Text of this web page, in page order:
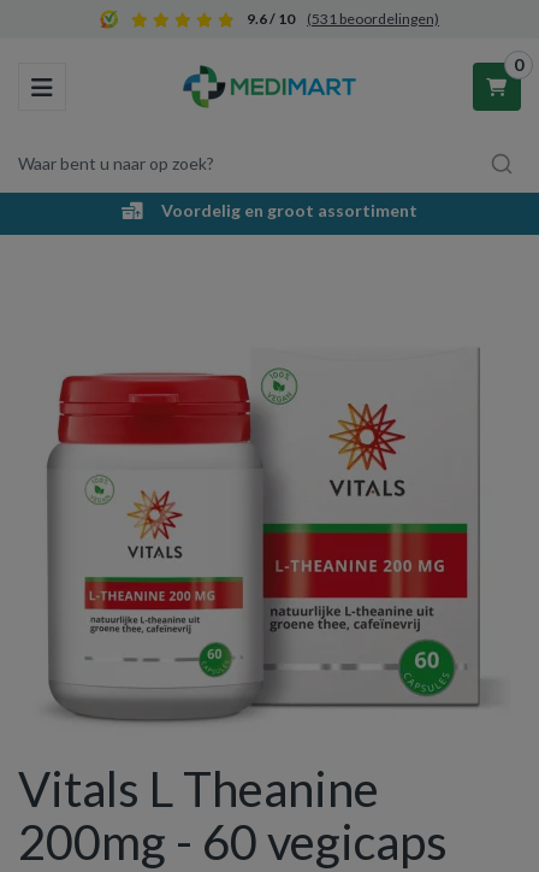
9.6 / 10 (531 beoordelingen)
Toggle navigation
Waar bent u naar op zoek?
0
Winkelwagen
Vul hem met producten.
Voordelig en groot assortiment
Vitals L Theanine
200mg - 60 vegicaps